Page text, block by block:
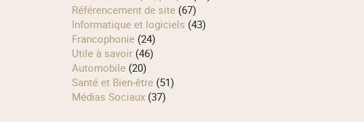
Référencement de site(67)
Informatique et logiciels (43)
Francophonie(24)
Utile à savoir(46)
Automobile(20)
Santé et Bien-être(51)
Médias Sociaux(37)